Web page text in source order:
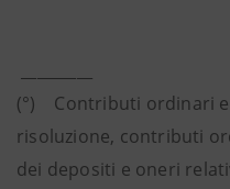
(°) Contributi ordinari
risoluzione, contributi
dei depositi e oneri